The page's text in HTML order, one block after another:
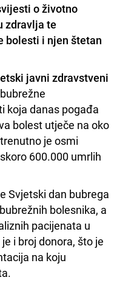
o životno
zdravlja te
bolesti i njen štetan
javni zdravstveni
bubrežne
koja danas pogađa
bolest utječe na oko
je osmi
600.000 umrlih
Svjetski dan bubrega
bolesnika, a
pacijenata u
i broj donora, što je
na koju